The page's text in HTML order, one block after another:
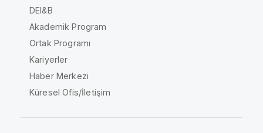
DEI&B
Akademik Program
Ortak Programı
Kariyerler
Haber Merkezi
Küresel Ofis/İletişim